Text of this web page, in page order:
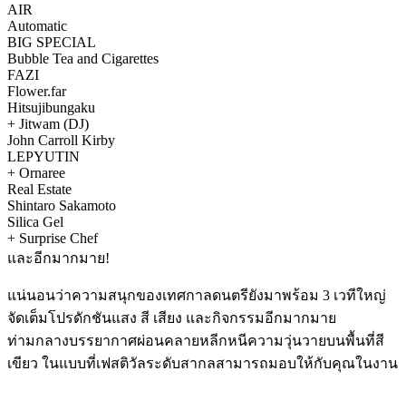
AIR
Automatic
BIG SPECIAL
Bubble Tea and Cigarettes
FAZI
Flower.far
Hitsujibungaku
+ Jitwam (DJ)
John Carroll Kirby
LEPYUTIN
+ Ornaree
Real Estate
Shintaro Sakamoto
Silica Gel
+ Surprise Chef
และอีกมากมาย!
แน่นอนว่าความสนุกของเทศกาลดนตรียังมาพร้อม 3 เวทีใหญ่
จัดเต็มโปรดักชันแสง สี เสียง และกิจกรรมอีกมากมาย
ท่ามกลางบรรยากาศผ่อนคลายหลีกหนีความวุ่นวายบนพื้นที่สี
เขียว ในแบบที่เฟสติวัลระดับสากลสามารถมอบให้กับคุณในงาน